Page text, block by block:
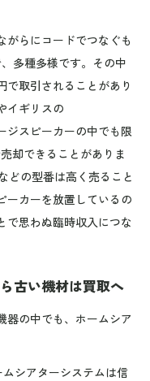
がらにコードでつなぐも
多種多様です。その中
で取引されることがあり
イギリスの
ジスピーカーの中でも限
却できることがありま
どの型番は高く売ること
ーカーを放置しているの
で思わぬ臨時収入につな
古い機材は買取へ
器の中でも、ホームシア
シアターシステムは信